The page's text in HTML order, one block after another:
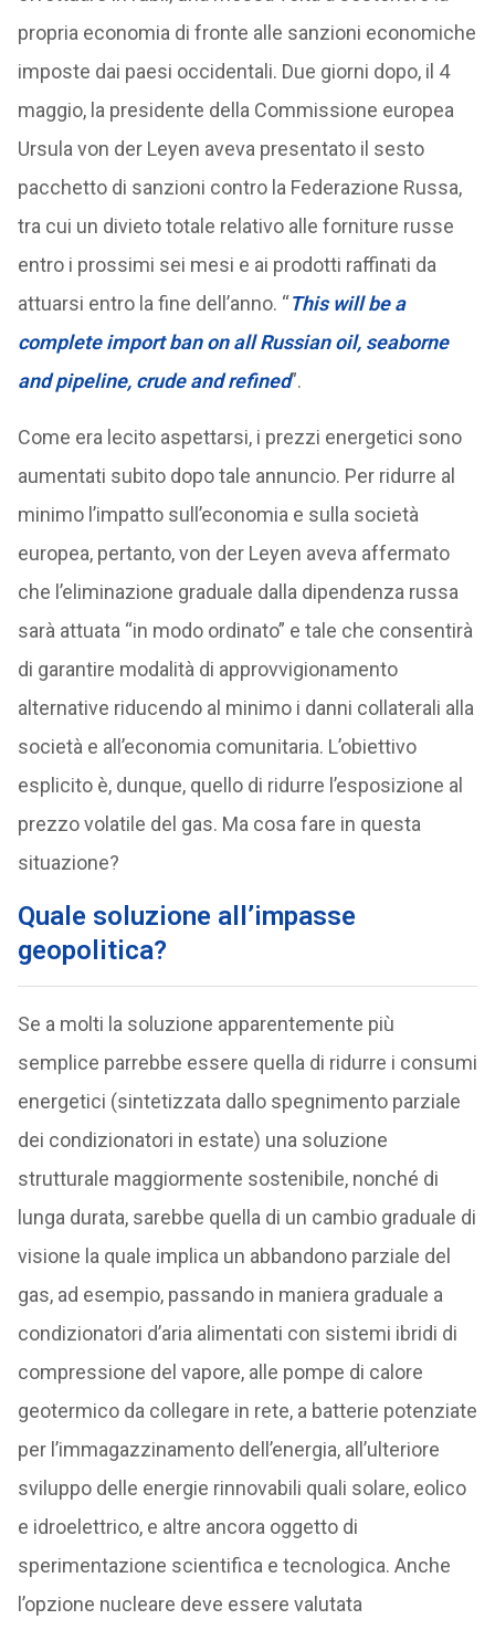
propria economia di fronte alle sanzioni economiche
imposte dai paesi occidentali. Due giorni dopo, il 4
maggio, la presidente della Commissione europea
Ursula von der Leyen aveva presentato il sesto
pacchetto di sanzioni contro la Federazione Russa,
tra cui un divieto totale relativo alle forniture russe
entro i prossimi sei mesi e ai prodotti raffinati da
attuarsi entro la fine dell’anno. “This will be a
complete import ban on all Russian oil, seaborne
and pipeline, crude and refined”.
Come era lecito aspettarsi, i prezzi energetici sono
aumentati subito dopo tale annuncio. Per ridurre al
minimo l’impatto sull’economia e sulla società
europea, pertanto, von der Leyen aveva affermato
che l’eliminazione graduale dalla dipendenza russa
sarà attuata “in modo ordinato” e tale che consentirà
di garantire modalità di approvvigionamento
alternative riducendo al minimo i danni collaterali alla
società e all’economia comunitaria. L’obiettivo
esplicito è, dunque, quello di ridurre l’esposizione al
prezzo volatile del gas. Ma cosa fare in questa
situazione?
Quale soluzione all’impasse
geopolitica?
Se a molti la soluzione apparentemente più
semplice parrebbe essere quella di ridurre i consumi
energetici (sintetizzata dallo spegnimento parziale
dei condizionatori in estate) una soluzione
strutturale maggiormente sostenibile, nonché di
lunga durata, sarebbe quella di un cambio graduale di
visione la quale implica un abbandono parziale del
gas, ad esempio, passando in maniera graduale a
condizionatori d’aria alimentati con sistemi ibridi di
compressione del vapore, alle pompe di calore
geotermico da collegare in rete, a batterie potenziate
per l’immagazzinamento dell’energia, all’ulteriore
sviluppo delle energie rinnovabili quali solare, eolico
e idroelettrico, e altre ancora oggetto di
sperimentazione scientifica e tecnologica. Anche
l’opzione nucleare deve essere valutata